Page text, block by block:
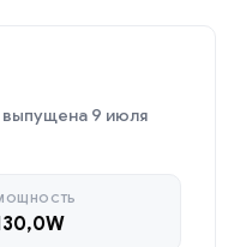
выпущена 9 июля